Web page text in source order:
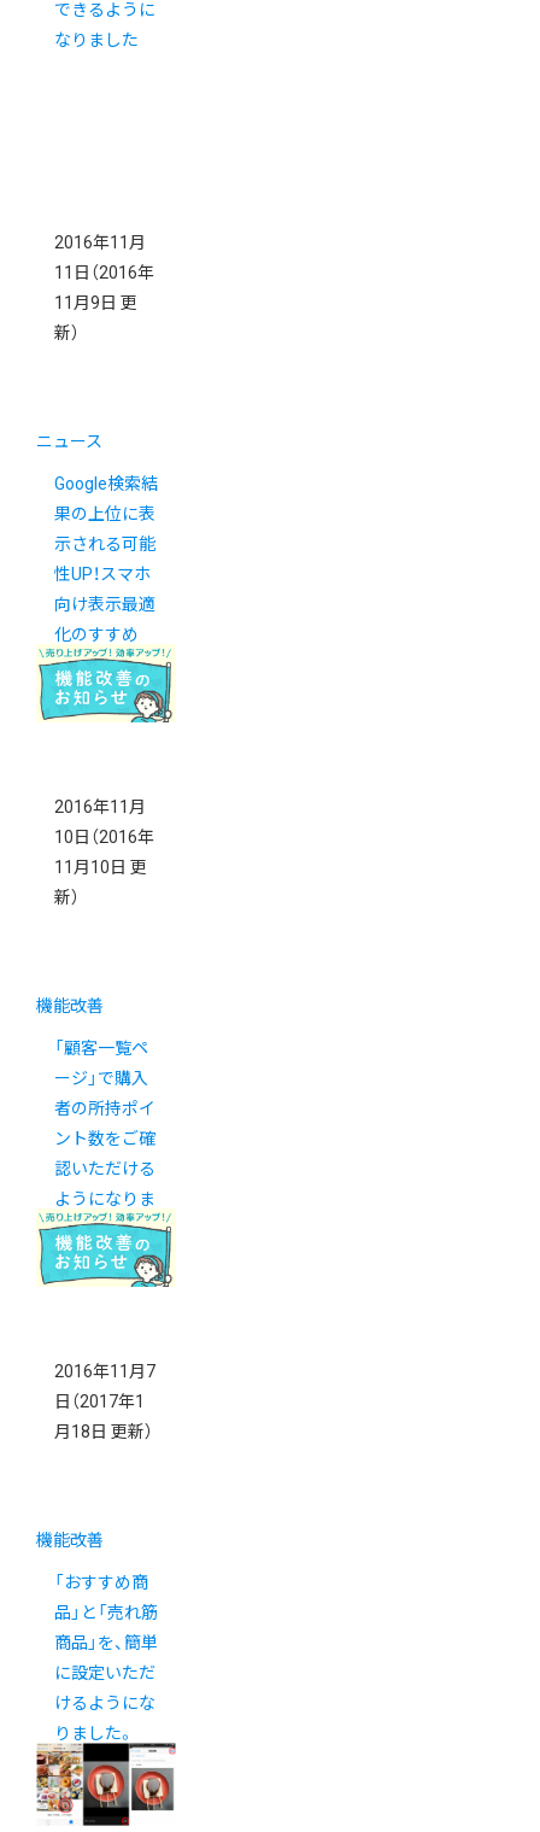
できるように
なりました
2016年11月
11日 （2016年
11月9日 更
新）
ニュース
Google検索結
果の上位に表
示される可能
性UP！スマホ
向け表示最適
化のすすめ
2016年11月
10日 （2016年
11月10日 更
新）
機能改善
「顧客一覧ペ
ージ」で購入
者の所持ポイ
ント数をご確
認いただける
ようになりま
した
2016年11月7
日 （2017年1
月18日 更新）
機能改善
「おすすめ商
品」と「売れ筋
商品」を、簡単
に設定いただ
けるようにな
りました。